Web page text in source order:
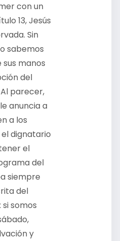
con un
13, Jesús
Sin
sabemos
manos
del
parecer,
anuncia a
a los
dignatario
el
del
siempre
del
somos
y